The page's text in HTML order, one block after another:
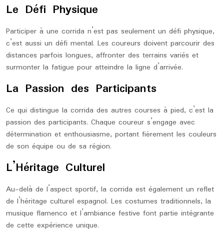
Le Défi Physique
Participer à une corrida n’est pas seulement un défi physique,
c’est aussi un défi mental. Les coureurs doivent parcourir des
distances parfois longues, affronter des terrains variés et
surmonter la fatigue pour atteindre la ligne d’arrivée.
La Passion des Participants
Ce qui distingue la corrida des autres courses à pied, c’est la
passion des participants. Chaque coureur s’engage avec
détermination et enthousiasme, portant fièrement les couleurs
de son équipe ou de sa région.
L’Héritage Culturel
Au-delà de l’aspect sportif, la corrida est également un reflet
de l’héritage culturel espagnol. Les costumes traditionnels, la
musique flamenco et l’ambiance festive font partie intégrante
de cette expérience unique.